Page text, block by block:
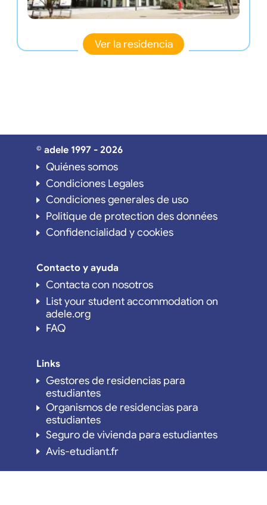
Ver la residencia
© adele 1997 - 2026
Quiénes somos
Condiciones Legales
Condiciones generales de uso
Politique de protection des données
Confidencialidad y cookies
Contacto y ayuda
Contacta con nosotros
List your student accommodation on
adele.org
FAQ
Links
Gestores de residencias para
estudiantes
Organismos de residencias para
estudiantes
Seguro de vivienda para estudiantes
Avis-etudiant.fr